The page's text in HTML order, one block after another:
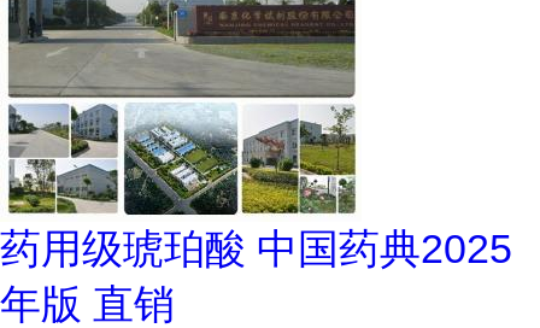
药用级琥珀酸 中国药典2025
年版 直销